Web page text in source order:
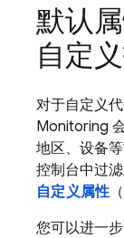
默认
自定
对于自定义
Monitoring
地区、设备
控制台中过
自定义属性
您可以进一